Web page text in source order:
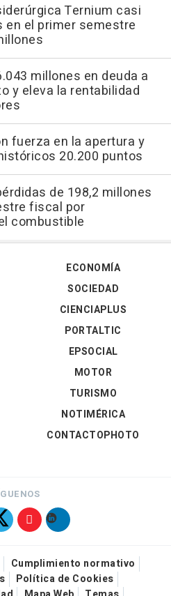
Ternium casi
el primer semestre
millones en deuda a
y eleva la rentabilidad
fuerza en la apertura y
20.200 puntos
de 198,2 millones
fiscal por
combustible
ECONOMÍA
SOCIEDAD
CIENCIAPLUS
PORTALTIC
EPSOCIAL
MOTOR
TURISMO
NOTIMÉRICA
CONTACTOPHOTO
Cumplimiento normativo
Política de Cookies